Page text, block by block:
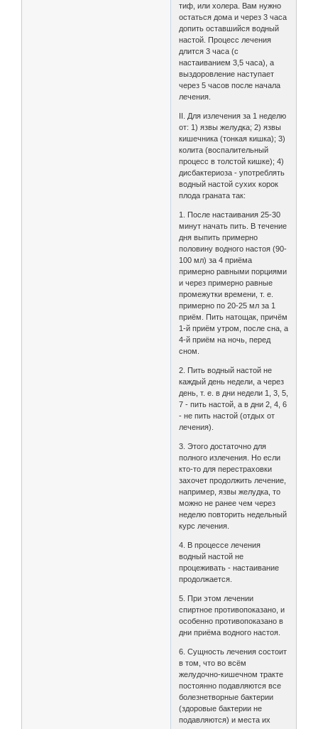
тиф, или холера. Вам нужно
остаться дома и через 3 часа
допить оставшийся водный
настой. Процесс лечения
длится 3 часа (с
настаиванием 3,5 часа), а
выздоровление наступает
через 5 часов после начала
лечения.
II. Для излечения за 1 неделю
от: 1) язвы желудка; 2) язвы
кишечника (тонкая кишка); 3)
колита (воспалительный
процесс в толстой кишке); 4)
дисбактериоза - употреблять
водный настой сухих корок
плода граната так:
1. После настаивания 25-30
минут начать пить. В течение
дня выпить примерно
половину водного настоя (90-
100 мл) за 4 приёма
примерно равными порциями
и через примерно равные
промежутки времени, т. е.
примерно по 20-25 мл за 1
приём. Пить натощак, причём
1-й приём утром, после сна, а
4-й приём на ночь, перед
сном.
2. Пить водный настой не
каждый день недели, а через
день, т. е. в дни недели 1, 3, 5,
7 - пить настой, а в дни 2, 4, 6
- не пить настой (отдых от
лечения).
3. Этого достаточно для
полного излечения. Но если
кто-то для перестраховки
захочет продолжить лечение,
например, язвы желудка, то
можно не ранее чем через
неделю повторить недельный
курс лечения.
4. В процессе лечения
водный настой не
процеживать - настаивание
продолжается.
5. При этом лечении
спиртное противопоказано, и
особенно противопоказано в
дни приёма водного настоя.
6. Сущность лечения состоит
в том, что во всём
желудочно-кишечном тракте
постоянно подавляются все
болезнетворные бактерии
(здоровые бактерии не
подавляются) и места их